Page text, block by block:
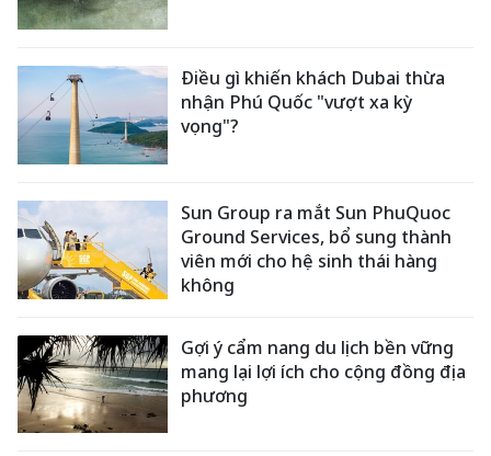
Điều gì khiến khách Dubai thừa
nhận Phú Quốc "vượt xa kỳ
vọng"?
Sun Group ra mắt Sun PhuQuoc
Ground Services, bổ sung thành
viên mới cho hệ sinh thái hàng
không
Gợi ý cẩm nang du lịch bền vững
mang lại lợi ích cho cộng đồng địa
phương